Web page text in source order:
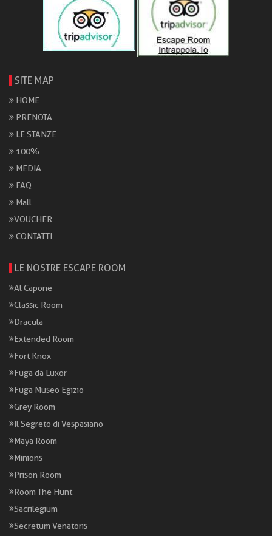
SITE MAP
HOME
PRENOTA
LE STANZE
100%
MEDIA
FAQ
Mall
VOUCHER
CONTATTI
LE NOSTRE ESCAPE ROOM
Al Capone
Classic Room
Dracula
Extended Room
Fort Knox
Fuga da Luxor
Fuga Museo Egizio
Grey Room
Il Segreto di Vespasiano
Maya Room
Minions
Prison Room
Room The Hunt
Sacrilegium
Secretum Venatoris